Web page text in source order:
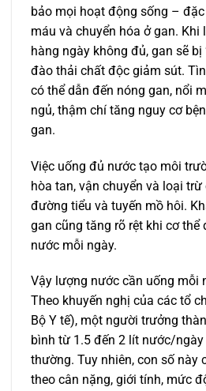
bảo mọi hoạt động sống –
máu và chuyển hóa ở gan.
hàng ngày không đủ, gan sẽ bị
đào thải chất độc giảm sút.
có thể dẫn đến nóng gan, nổi
ngủ, thậm chí tăng nguy cơ
gan.
Việc uống đủ nước tạo môi
hòa tan, vận chuyển và loại
đường tiểu và tuyến mồ hôi.
gan cũng tăng rõ rệt khi cơ thể
nước mỗi ngày.
Vậy lượng nước cần uống mỗi
Theo khuyến nghị của các tổ
Bộ Y tế), một người trưởng
bình từ 1.5 đến 2 lít nước/
thường. Tuy nhiên, con số này
theo cân nặng, giới tính, mức